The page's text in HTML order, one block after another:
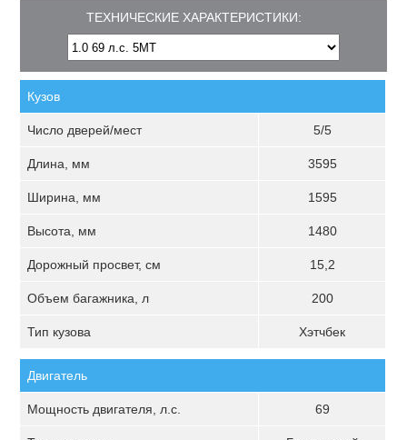
ТЕХНИЧЕСКИЕ ХАРАКТЕРИСТИКИ:
Кузов
Число дверей/мест 5/5
Длина, мм 3595
Ширина, мм 1595
Высота, мм 1480
Дорожный просвет, см 15,2
Объем багажника, л 200
Тип кузова Хэтчбек
Двигатель
Мощность двигателя, л.с. 69